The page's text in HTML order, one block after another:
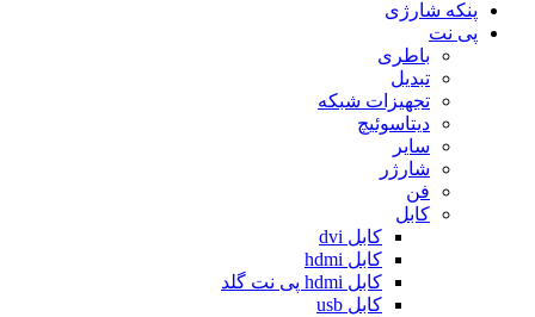
پنکه شارژی
پی نت
باطری
تبدیل
تجهیزات شبکه
دیتاسوئیچ
سایر
شارژر
فن
کابل
کابل dvi
کابل hdmi
کابل hdmi پی نت گلد
کابل usb